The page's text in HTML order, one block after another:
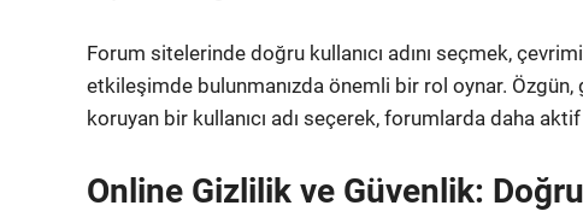
Forum sitelerinde doğru kullanıcı adını seçmek,
etkileşimde bulunmanızda önemli bir rol oynar.
koruyan bir kullanıcı adı seçerek, forumlarda daha
Online Gizlilik ve Güvenlik: